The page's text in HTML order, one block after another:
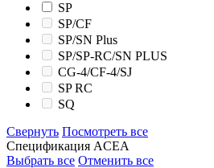
SP
SP/CF
SP/SN Plus
SP/SP-RC/SN PLUS
CG-4/CF-4/SJ
SP RC
SQ
Свернуть Посмотреть все
Спецификация ACEA
Выбрать все Отменить все